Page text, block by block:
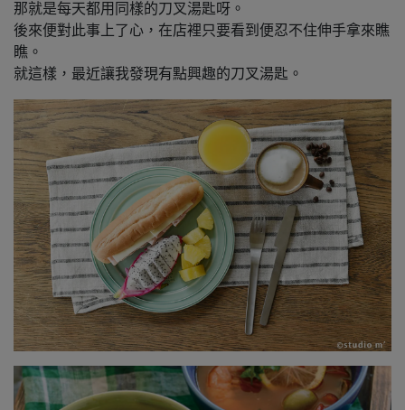
那就是每天都用同樣的刀叉湯匙呀。
後來便對此事上了心，在店裡只要看到便忍不住伸手拿來瞧
瞧。
就這樣，最近讓我發現有點興趣的刀叉湯匙。